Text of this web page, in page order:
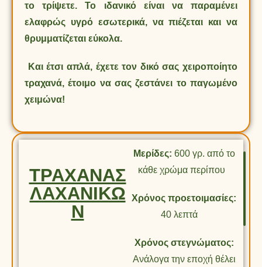
το τρίψετε. Το ιδανικό είναι να παραμένει
ελαφρώς υγρό εσωτερικά, να πιέζεται και να
θρυμματίζεται εύκολα.
Και έτσι απλά, έχετε τον δικό σας χειροποίητο
τραχανά, έτοιμο να σας ζεστάνει το παγωμένο
χειμώνα!
ΤΡΑΧΑΝΑΣ
ΛΑΧΑΝΙΚΩ
Ν
Μερίδες: 600 γρ. από το
κάθε χρώμα περίπου
Χρόνος προετοιμασίες:
40 λεπτά
Χρόνος στεγνώματος:
Ανάλογα την εποχή θέλει